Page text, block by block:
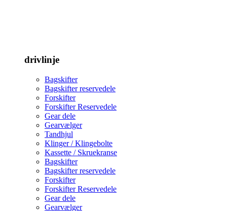
drivlinje
Bagskifter
Bagskifter reservedele
Forskifter
Forskifter Reservedele
Gear dele
Gearvælger
Tandhjul
Klinger / Klingebolte
Kassette / Skruekranse
Bagskifter
Bagskifter reservedele
Forskifter
Forskifter Reservedele
Gear dele
Gearvælger